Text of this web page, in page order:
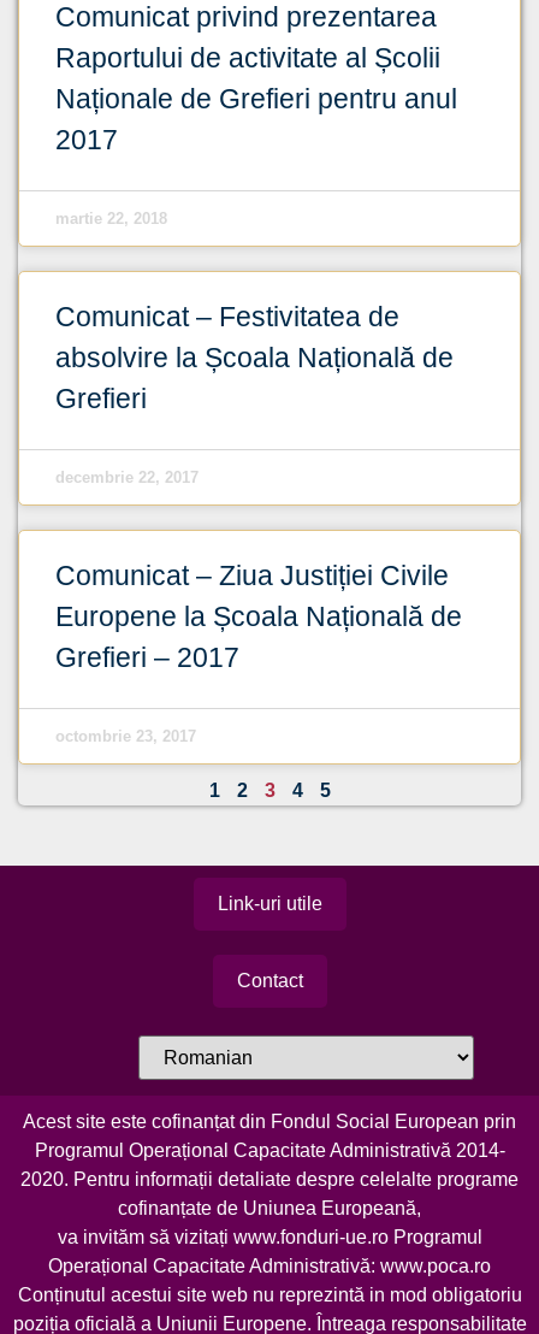
Comunicat privind prezentarea
Raportului de activitate al Școlii
Naționale de Grefieri pentru anul
2017
martie 22, 2018
Comunicat – Festivitatea de
absolvire la Școala Națională de
Grefieri
decembrie 22, 2017
Comunicat – Ziua Justiției Civile
Europene la Școala Națională de
Grefieri – 2017
octombrie 23, 2017
1 2 3 4 5
Link-uri utile
Contact
Acest site este cofinanțat din Fondul Social European prin
Programul Operațional Capacitate Administrativă 2014-
2020. Pentru informații detaliate despre celelalte programe
cofinanțate de Uniunea Europeană,
va invităm să vizitați www.fonduri-ue.roProgramul
Operațional Capacitate Administrativă: www.poca.ro
Conținutul acestui site web nu reprezintă in mod obligatoriu
poziția oficială a Uniunii Europene. Întreaga responsabilitate